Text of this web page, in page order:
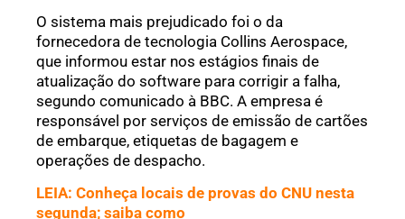
O sistema mais prejudicado foi o da
fornecedora de tecnologia Collins Aerospace,
que informou estar nos estágios finais de
atualização do software para corrigir a falha,
segundo comunicado à BBC. A empresa é
responsável por serviços de emissão de cartões
de embarque, etiquetas de bagagem e
operações de despacho.
LEIA: Conheça locais de provas do CNU nesta
segunda; saiba como